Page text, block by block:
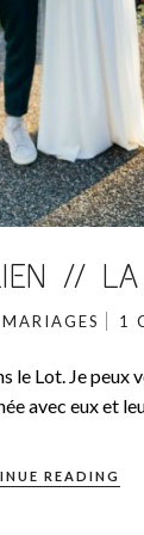
// LA
MARIAGES 1
Lot. Je peux
avec eux et
READING